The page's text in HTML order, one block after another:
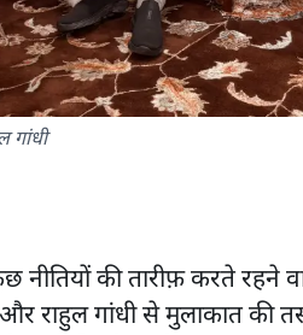
गांधी
नीतियों की तारीफ़ करते रहने
राहुल गांधी से मुलाकात की